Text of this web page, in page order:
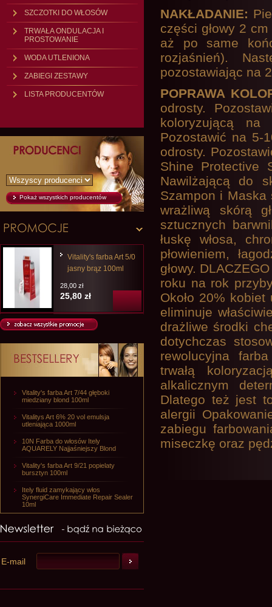
SZCZOTKI DO WŁOSÓW
TRWAŁA ONDULACJA I
PROSTOWANIE
WODA UTLENIONA
ZABIEGI ZESTAWY
LISTA PRODUCENTÓW
Pokaż wszystkich producentów
Vitality's farba Art 5/0
jasny brąz 100ml
28,00 zł
25,80 zł
Vitality's farba Art 7/44 głęboki
miedziany blond 100ml
Vitalitys Art 6% 20 vol emulsja
utleniająca 1000ml
10N Farba do włosów Itely
AQUARELY Najjaśniejszy Blond
Vitality's farba Art 9/21 popielaty
bursztyn 100ml
Itely fluid zamykający włos
SynergiCare Immediate Repair Sealer
10ml
E-mail
NAKŁADANIE:
części głowy 2
aż po same
rozjaśnień).
pozostawiając na
POPRAWA
odrosty.
koloryzującą na
Pozostawić na 5-
odrosty.
Shine Protective
Nawilżającą do
Szampon i Maska
wrażliwą skórą
sztucznych
łuskę włosa,
płowieniem,
głowy.
roku na rok
Około 20%
eliminuje
drażliwe środki
dotychczas
rewolucyjna
trwałą
alkalicznym
Dlatego też jest
alergii
zabiegu
miseczkę oraz